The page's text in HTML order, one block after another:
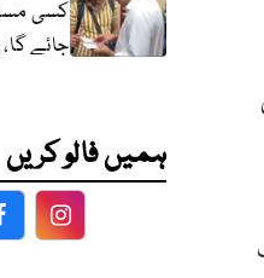
کسی
جائے
ہمیں فالو کریں
Facebook